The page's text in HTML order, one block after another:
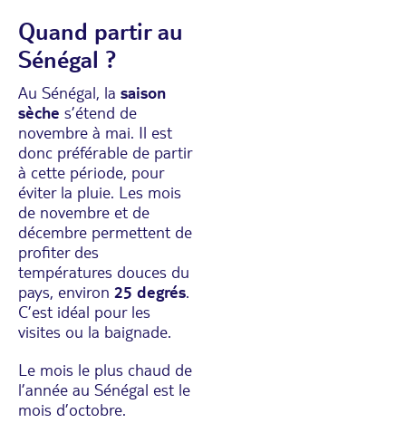
Quand partir au
Sénégal ?
Au Sénégal, la saison
sèche s’étend de
novembre à mai. Il est
donc préférable de partir
à cette période, pour
éviter la pluie. Les mois
de novembre et de
décembre permettent de
profiter des
températures douces du
pays, environ 25 degrés.
C’est idéal pour les
visites ou la baignade.
Le mois le plus chaud de
l’année au Sénégal est le
mois d’octobre.